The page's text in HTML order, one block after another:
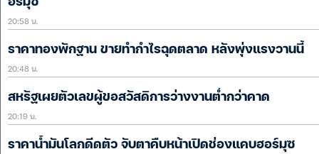
อร์มุซ
20:58 น.
ราคาทองพักฐาน ขายทำกำไรฉุดตลาด หลังพุ่งแรงวานนี้
20:48 น.
สหรัฐเผยตัวเลขผู้ขอสวัสดิการว่างงานต่ำกว่าคาด
20:19 น.
ราคาน้ำมันโลกดีดตัว จับตาคืบหน้าเปิดช่องแคบฮอร์มุซ